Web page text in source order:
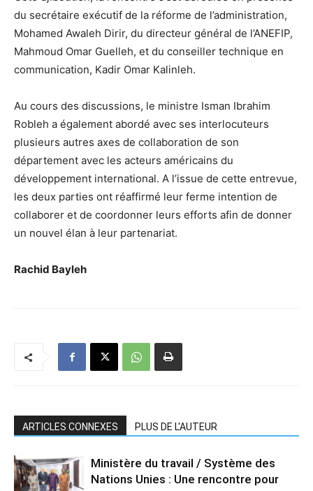
du secrétaire exécutif de la réforme de l’administration,
Mohamed Awaleh Dirir, du directeur général de l’ANEFIP,
Mahmoud Omar Guelleh, et du conseiller technique en
communication, Kadir Omar Kalinleh.
Au cours des discussions, le ministre Isman Ibrahim
Robleh a également abordé avec ses interlocuteurs
plusieurs autres axes de collaboration de son
département avec les acteurs américains du
développement international. A l’issue de cette entrevue,
les deux parties ont réaffirmé leur ferme intention de
collaborer et de coordonner leurs efforts afin de donner
un nouvel élan à leur partenariat.
Rachid Bayleh
ARTICLES CONNEXES PLUS DE L'AUTEUR
Ministère du travail / Système des
Nations Unies : Une rencontre pour